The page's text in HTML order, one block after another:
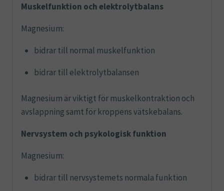
Muskelfunktion och elektrolytbalans
Magnesium:
bidrar till normal muskelfunktion
bidrar till elektrolytbalansen
Magnesium är viktigt för muskelkontraktion och
avslappning samt för kroppens vätskebalans.
Nervsystem och psykologisk funktion
Magnesium:
bidrar till nervsystemets normala funktion